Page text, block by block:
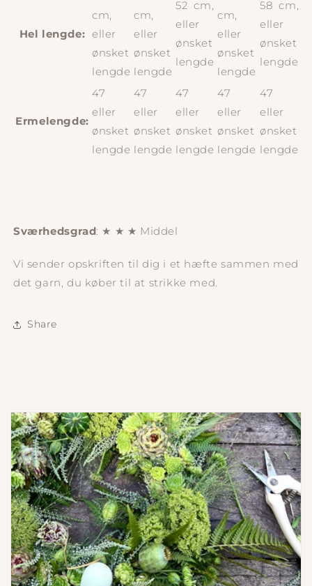
Hel lengde:
cm,
eller
ønsket
lengde
cm,
eller
ønsket
lengde
52 cm,
eller
ønsket
lengde
cm,
eller
ønsket
lengde
58 cm,
eller
ønsket
lengde
Ermelengde:
47
eller
ønsket
lengde
47
eller
ønsket
lengde
47
eller
ønsket
lengde
47
eller
ønsket
lengde
47
eller
ønsket
lengde
Sværhedsgrad: ★ ★ ★ Middel
Vi sender opskriften til dig i et hæfte sammen med
det garn, du køber til at strikke med.
Share